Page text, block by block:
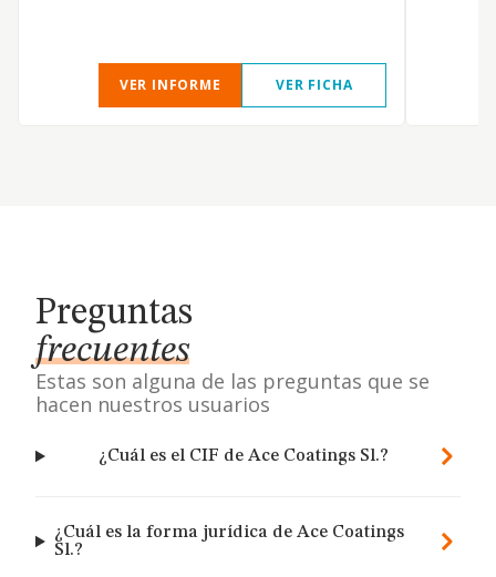
VER INFORME VER FICHA
Preguntas
frecuentes
Estas son alguna de las preguntas que se
hacen nuestros usuarios
¿Cuál es el CIF de Ace Coatings Sl.?
¿Cuál es la forma jurídica de Ace Coatings
Sl.?